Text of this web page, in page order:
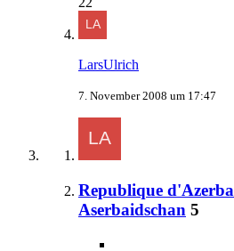
LarsUlrich
7. November 2008 um 17:47
Republique
Aserbaidschan 5